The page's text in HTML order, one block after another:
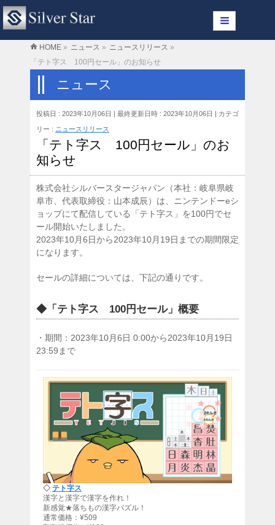
HOME » ニュース » ニュースリリース »
「テト字ス 100円セール」のお知らせ
ニュース
投稿日 : 2023年10月06日 最終更新日時 : 2023年10月06日 カテゴ
リー : ニュースリリース
「テト字ス 100円セール」のお
知らせ
株式会社シルバースタージャパン（本社：岐阜県岐
阜市、代表取締役：山本成辰）は、ニンテンドーeシ
ョップにて配信している「テト字ス」を100円でセ
ール開始いたしました。
2023年10月6日から2023年10月19日までの期間限定
になります。
セールの詳細については、下記の通りです。
◆「テト字ス 100円セール」概要
・期間：2023年10月6日 0:00から2023年10月19日
23:59まで
◇ テト字ス
漢字と漢字で漢字を作れ！
新感覚★落ちもの漢字パズル！
通常価格：¥509